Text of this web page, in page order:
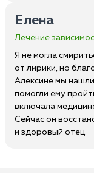
Елена
Лечение
Я не могла
от лирики, но
Алексине мы
помогли ему
включала
Сейчас он
и здоровый отец.